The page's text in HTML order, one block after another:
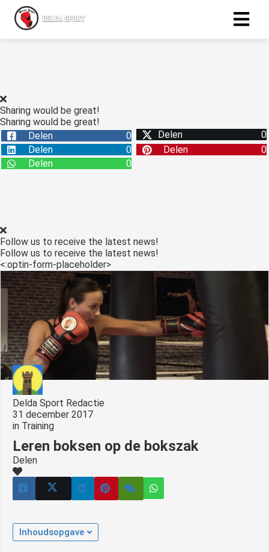
Sharing would be great!
Sharing would be great!
Delen
0 Delen
0
Delen
0 Delen
0
Delen
0
Follow us to receive the latest news!
Follow us to receive the latest news!
<:optin-form-placeholder>
Delda Sport Redactie
31 december 2017
in Training
Leren boksen op de bokszak
Delen
Inhoudsopgave
gebruikt
deze
kan de
niet
worden
om
te
over
op
gebruikt
te